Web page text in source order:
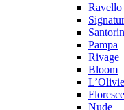
Ravello
Pampa
Rivage
Bloom
Nude